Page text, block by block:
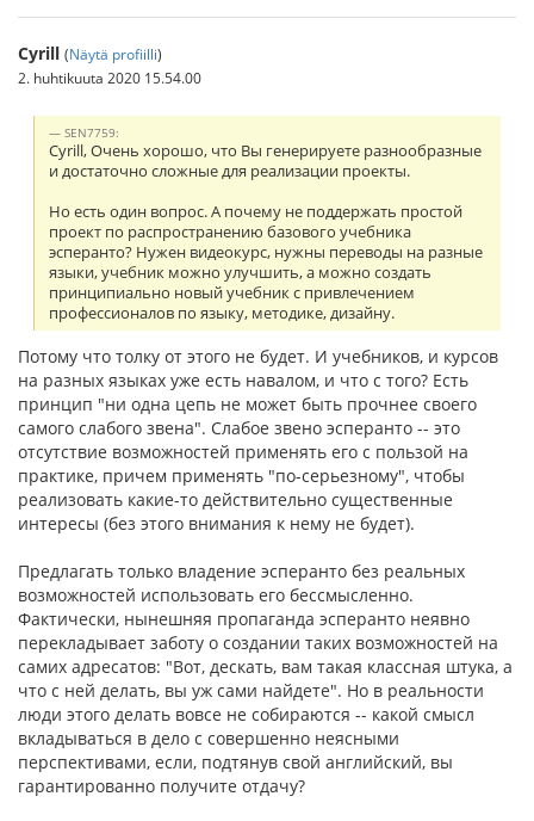
Cyrill (Näytä profiilli)
2. huhtikuuta 2020 15.54.00
SEN7759:
Cyrill, Очень хорошо, что Вы генерируете разнообразные
и достаточно сложные для реализации проекты.
Но есть один вопрос. А почему не поддержать простой
проект по распространению базового учебника
эсперанто? Нужен видеокурс, нужны переводы на разные
языки, учебник можно улучшить, а можно создать
принципиально новый учебник с привлечением
профессионалов по языку, методике, дизайну.
Потому что толку от этого не будет. И учебников, и курсов
на разных языках уже есть навалом, и что с того? Есть
принцип "ни одна цепь не может быть прочнее своего
самого слабого звена". Слабое звено эсперанто -- это
отсутствие возможностей применять его с пользой на
практике, причем применять "по-серьезному", чтобы
реализовать какие-то действительно существенные
интересы (без этого внимания к нему не будет).
Предлагать только владение эсперанто без реальных
возможностей использовать его бессмысленно.
Фактически, нынешняя пропаганда эсперанто неявно
перекладывает заботу о создании таких возможностей на
самих адресатов: "Вот, дескать, вам такая классная штука, а
что с ней делать, вы уж сами найдете". Но в реальности
люди этого делать вовсе не собираются -- какой смысл
вкладываться в дело с совершенно неясными
перспективами, если, подтянув свой английский, вы
гарантированно получите отдачу?